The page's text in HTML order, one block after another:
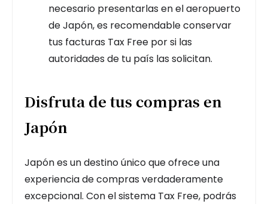
necesario presentarlas en el aeropuerto
de Japón, es recomendable conservar
tus facturas Tax Free por si las
autoridades de tu país las solicitan.
Disfruta de tus compras en
Japón
Japón es un destino único que ofrece una
experiencia de compras verdaderamente
excepcional. Con el sistema Tax Free, podrás